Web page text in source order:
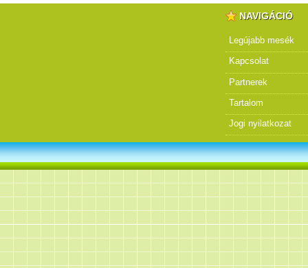
NAVIGÁCIÓ
Legújabb mesék
Kapcsolat
Partnerek
Tartalom
Jogi nyilatkozat